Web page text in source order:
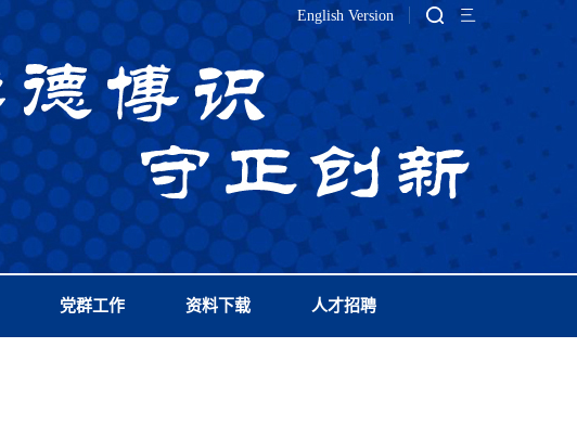
English Version
党群工作 资料下载 人才招聘